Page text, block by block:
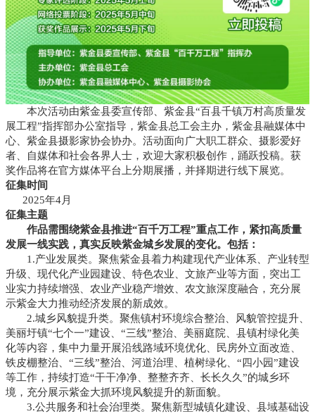
本次活动由紫金县委宣传部、紫金县“百县千镇万村高质量发
展工程”指挥部办公室指导，紫金县总工会主办，紫金县融媒体中
心、紫金县摄影家协会协办。活动面向广大职工群众、摄影爱好
者、自媒体和社会各界人士，欢迎大家积极创作，踊跃投稿。获
奖作品将在官方媒体平台上分期展播，并择期进行线下展览。
征集时间
2025年4月
征集主题
作品需围绕紫金县推进“百千万工程”重点工作，紧扣高质量
发展一线实践，真实反映紫金城乡发展的变化。包括：
1.产业发展类。聚焦紫金县着力构建现代产业体系、产业转型
升级、现代化产业园建设、特色农业、文旅产业等方面，突出工
业实力持续增强、农业产业稳产增效、农文旅深度融合，充分展
示紫金大力推动经济发展的新成效。
2.城乡风貌提升类。聚焦镇村环境综合整治、风貌管控提升、
美丽圩镇“七个一”建设、“三线”整治、美丽庭院、县镇村绿化美
化等内容，集中力量开展沿线路域环境优化、民房外立面改造、
铁皮棚整治、“三线”整治、河道治理、植树绿化、“四小园”建设
等工作，持续打造“干干净净、整整齐齐、长长久久”的城乡环
境，充分展示紫金大抓环境风貌提升的新面貌。
3.公共服务和社会治理类。聚焦新型城镇化建设、县域基础设